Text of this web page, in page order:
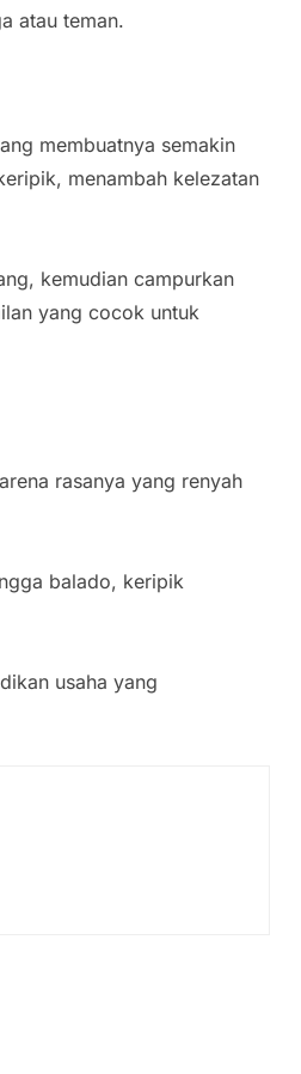
atau teman.
membuatnya semakin
menambah kelezatan
kemudian campurkan
yang cocok untuk
rasanya yang renyah
balado, keripik
usaha yang